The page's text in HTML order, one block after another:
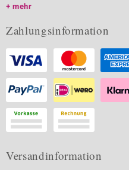
mehr
Zahlungsinformation
Versandinformation